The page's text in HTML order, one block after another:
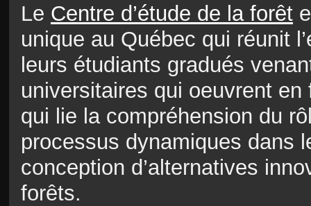
Le Centre d’étude de la forêt
unique au Québec qui réunit
leurs étudiants gradués
universitaires qui oeuvrent en
qui lie la compréhension du
processus dynamiques dans
conception d’alternatives
forêts.